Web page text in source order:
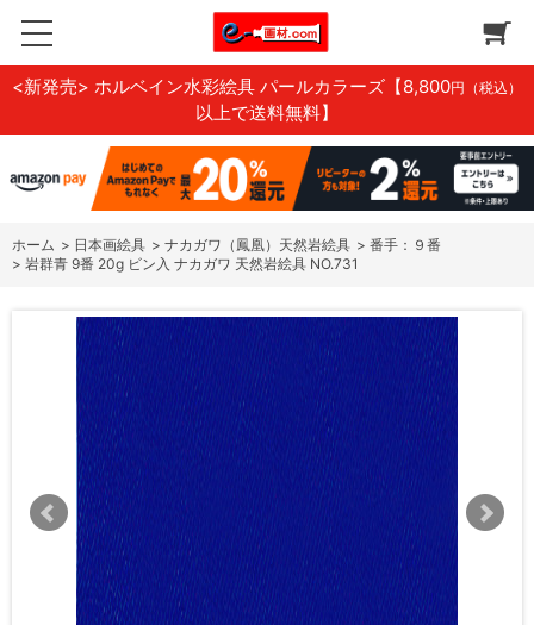
<新発売> ホルベイン水彩絵具 パールカラーズ 【8,800円（税込）
以上で送料無料】
ホーム > 日本画絵具 > ナカガワ（鳳凰）天然岩絵具 > 番手：９番
> 岩群青 9番 20g ビン入 ナカガワ 天然岩絵具 NO.731